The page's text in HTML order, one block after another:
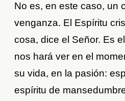
No es, en este caso, un
venganza. El Espíritu
cosa, dice el Señor. Es
nos hará ver en el
su vida, en la pasión:
espíritu de